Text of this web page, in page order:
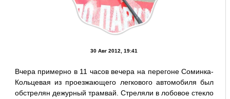
30 Авг 2012, 19:41
Вчера примерно в 11 часов вечера на перегоне Соминка-
Кольцевая из проезжающего легкового автомобиля был
обстрелян дежурный трамвай. Стреляли в лобовое стекло